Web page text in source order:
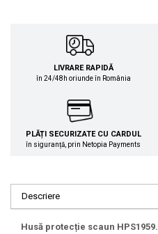
LIVRARE RAPIDĂ
în 24/48h oriunde în România
PLĂȚI SECURIZATE CU CARDUL
în siguranță, prin Netopia Payments
Descriere
Husă protecție scaun HPS1959.